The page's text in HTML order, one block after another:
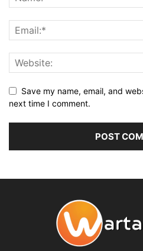
Save my name, email, and
next time I comment.